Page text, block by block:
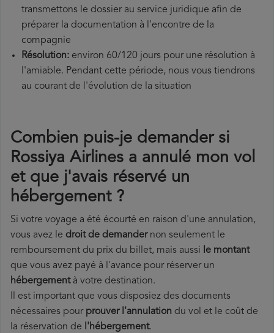
transmettons le dossier au service juridique afin de
préparer la documentation à l'encontre de la
compagnie
Résolution: environ 60/120 jours pour une résolution à
l'amiable. Pendant cette période, nous vous tiendrons
au courant de l'évolution de la situation
Combien puis-je demander si
Rossiya Airlines a annulé mon vol
et que j'avais réservé un
hébergement ?
Si votre voyage a été écourté en raison d'une annulation,
vous avez le droit de demandernon seulement le
remboursement du prix du billet, mais aussi le montant
que vous avez payé à l'avance pour réserver un
hébergementà votre destination.
Il est important que vous disposiez des documents
nécessaires pour prouver l'annulation du vol et le coût de
la réservation de l'hébergement.